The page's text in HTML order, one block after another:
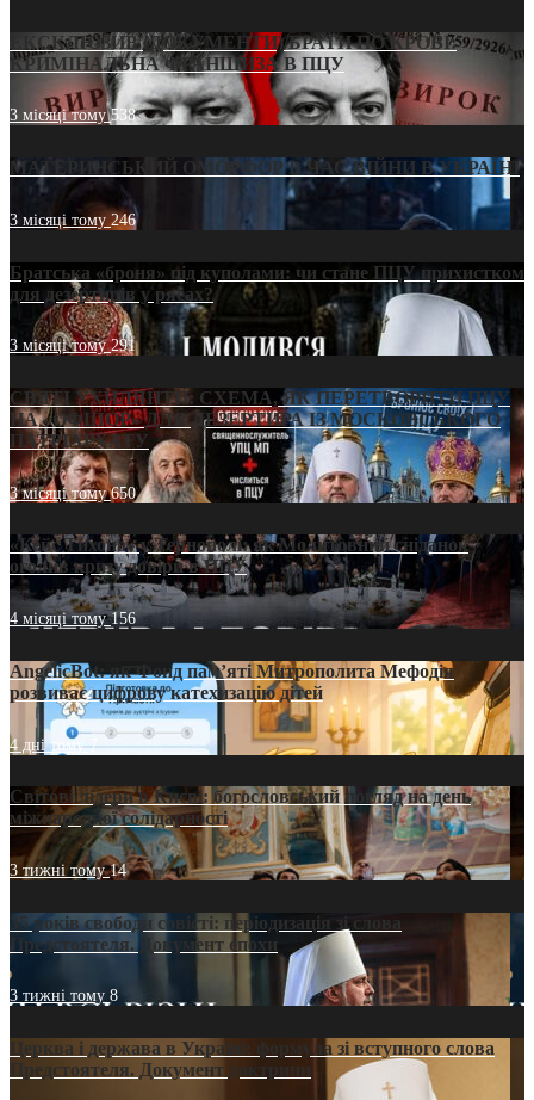
ЕКСКЛЮЗИВ (ДОКУМЕНТИ)/БРАТИ ПО КРОВІ:
КРИМІНАЛЬНА ФРАНШИЗА В ПЦУ
3 місяці тому538
МАТЕРИНСЬКИЙ ОМОРФОР В ЧАС ВІЙНИ В УКРАЇНІ
3 місяці тому246
Братська «броня» під куполами: чи стане ПЦУ прихистком
для дезертирів у рясах?
3 місяці тому291
СВЯТІ УХИЛЯНТИ: СХЕМА, ЯК ПЕРЕТВОРИТИ ПЦУ
НА «ОФШОР» ДЛЯ ДЕЗЕРТИРА ІЗ МОСКОВСЬКОГО
ПАТРІАРХАТУ
3 місяці тому650
«Кейс Тихона» у Тернополі: як Молитовний сніданок
оголив кризу довіри в ПЦУ
4 місяці тому156
AngelicBot: як Фонд пам’яті Митрополита Мефодія
розвиває цифрову катехизацію дітей
4 дні тому7
Світові лідери в Києві: богословський погляд на день
міжнародної солідарності
3 тижні тому14
35 років свободи совісті: періодизація зі слова
Предстоятеля. Документ епохи
3 тижні тому 8
Церква і держава в Україні: формула зі вступного слова
Предстоятеля. Документ доктрини